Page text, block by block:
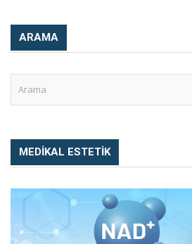
ARAMA
MEDIKAL ESTETIK